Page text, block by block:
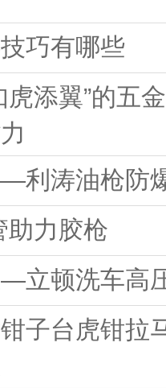
巧有哪些
虎添翼”的五
利涛油枪防
助力胶枪
立顿洗车高
子台虎钳拉